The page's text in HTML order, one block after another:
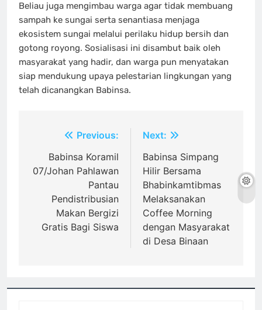
Beliau juga mengimbau warga agar tidak membuang
sampah ke sungai serta senantiasa menjaga
ekosistem sungai melalui perilaku hidup bersih dan
gotong royong. Sosialisasi ini disambut baik oleh
masyarakat yang hadir, dan warga pun menyatakan
siap mendukung upaya pelestarian lingkungan yang
telah dicanangkan Babinsa.
Navigasi
pos
Previous:
Babinsa Koramil
07/Johan Pahlawan
Pantau
Pendistribusian
Makan Bergizi
Gratis Bagi Siswa
Next:
Babinsa Simpang
Hilir Bersama
Bhabinkamtibmas
Melaksanakan
Coffee Morning
dengan Masyarakat
di Desa Binaan